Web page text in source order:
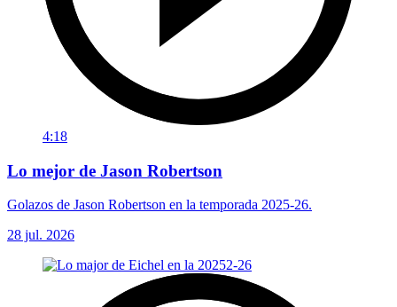
4:18
Lo mejor de Jason Robertson
Golazos de Jason Robertson en la temporada 2025-26.
28 jul. 2026